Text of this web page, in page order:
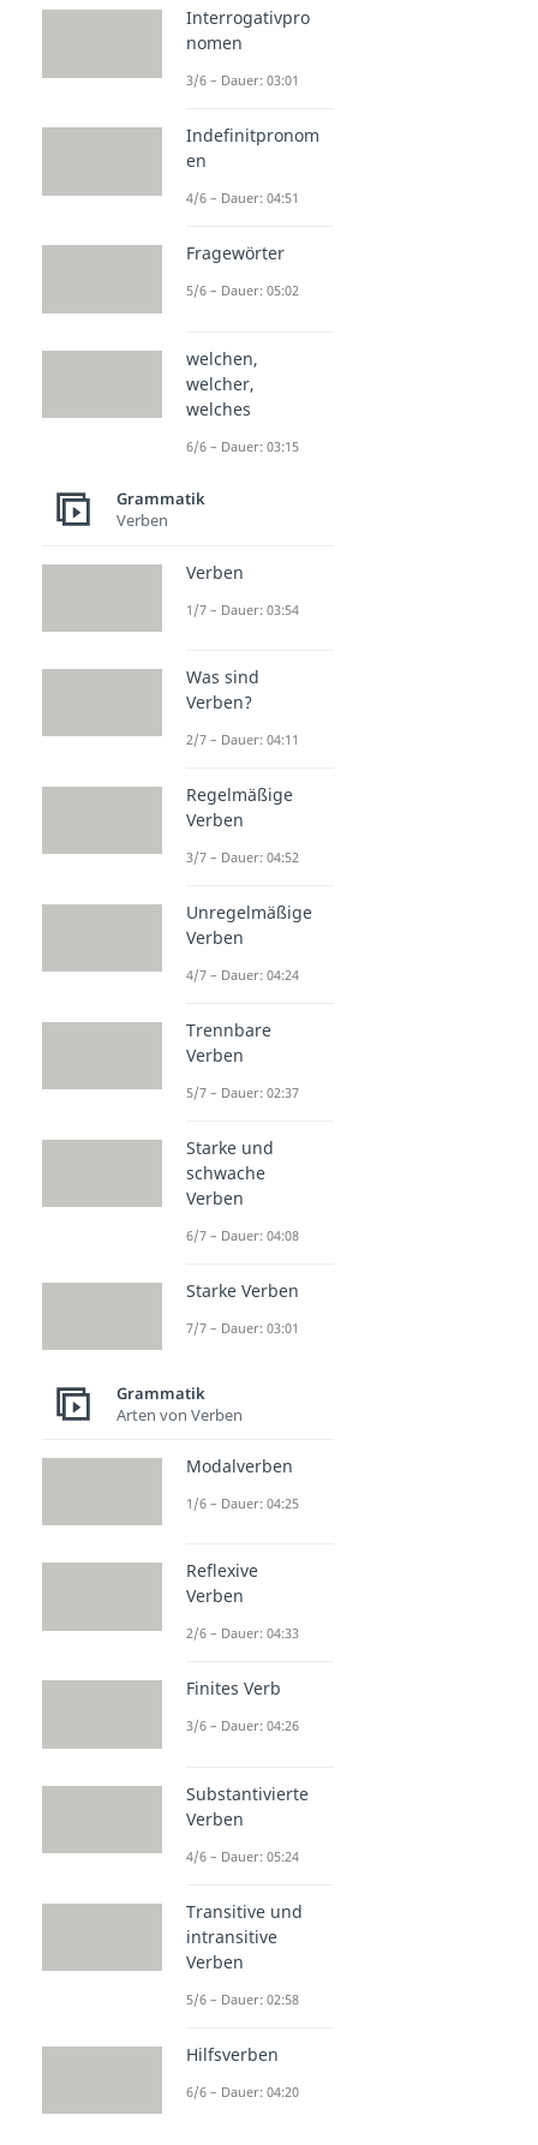
Interrogativpro
nomen
3/6 – Dauer: 03:01
Indefinitpronom
en
4/6 – Dauer: 04:51
Fragewörter
5/6 – Dauer: 05:02
welchen,
welcher,
welches
6/6 – Dauer: 03:15
Grammatik
Verben
Verben
1/7 – Dauer: 03:54
Was sind
Verben?
2/7 – Dauer: 04:11
Regelmäßige
Verben
3/7 – Dauer: 04:52
Unregelmäßige
Verben
4/7 – Dauer: 04:24
Trennbare
Verben
5/7 – Dauer: 02:37
Starke und
schwache
Verben
6/7 – Dauer: 04:08
Starke Verben
7/7 – Dauer: 03:01
Grammatik
Arten von Verben
Modalverben
1/6 – Dauer: 04:25
Reflexive
Verben
2/6 – Dauer: 04:33
Finites Verb
3/6 – Dauer: 04:26
Substantivierte
Verben
4/6 – Dauer: 05:24
Transitive und
intransitive
Verben
5/6 – Dauer: 02:58
Hilfsverben
6/6 – Dauer: 04:20